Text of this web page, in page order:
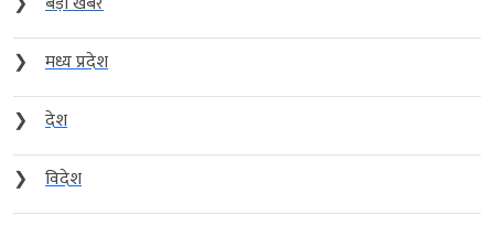
❯
मध्य प्रदेश
❯
देश
❯
विदेश